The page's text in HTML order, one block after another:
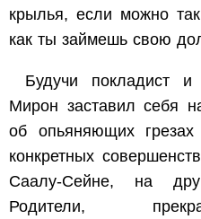
крылья, если можно
как ты займешь свою
Будучи покладист
Мирон заставил себя
об опьяняющих
конкретных
Саалу-Сейне, на
Родители,